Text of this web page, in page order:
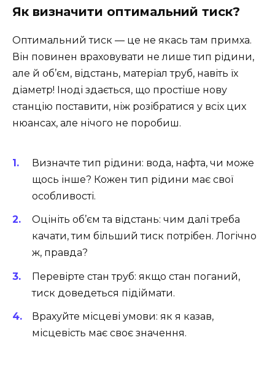
Як визначити оптимальний тиск?
Оптимальний тиск — це не якась там примха.
Він повинен враховувати не лише тип рідини,
але й об’єм, відстань, матеріал труб, навіть їх
діаметр! Іноді здається, що простіше нову
станцію поставити, ніж розібратися у всіх цих
нюансах, але нічого не поробиш.
Визначте тип рідини: вода, нафта, чи може
щось інше? Кожен тип рідини має свої
особливості.
Оцініть об’єм та відстань: чим далі треба
качати, тим більший тиск потрібен. Логічно
ж, правда?
Перевірте стан труб: якщо стан поганий,
тиск доведеться підіймати.
Врахуйте місцеві умови: як я казав,
місцевість має своє значення.